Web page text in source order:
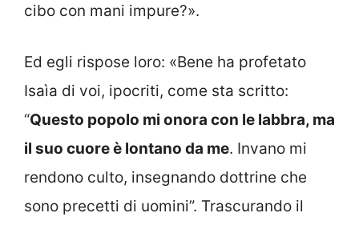
cibo con mani impure?».
Ed egli rispose loro: «Bene ha profetato
Isaìa di voi, ipocriti, come sta scritto:
“Questo popolo mi onora con le labbra, ma
il suo cuore è lontano da me. Invano mi
rendono culto, insegnando dottrine che
sono precetti di uomini”. Trascurando il